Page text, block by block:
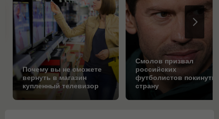
Почему вы не сможете
вернуть в магазин
купленный телевизор
Смолов призвал
российских
футболистов покинуть
страну